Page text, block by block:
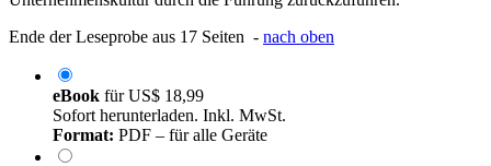
Ende der Leseprobe aus 17 Seiten - nach oben
eBook fürUS$ 18,99
Sofort herunterladen. Inkl. MwSt.
Format: PDF – für alle Geräte